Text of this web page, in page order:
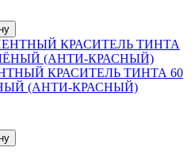
КРАСИТЕЛЬ ТИНТА 60
(АНТИ-КРАСНЫЙ)